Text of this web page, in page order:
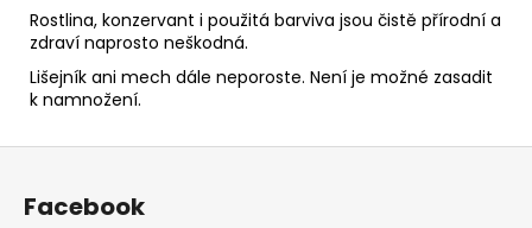
Rostlina, konzervant i použitá barviva jsou čistě přírodní a
zdraví naprosto neškodná.
Lišejník ani mech dále neporoste. Není je možné zasadit
k namnožení.
Facebook